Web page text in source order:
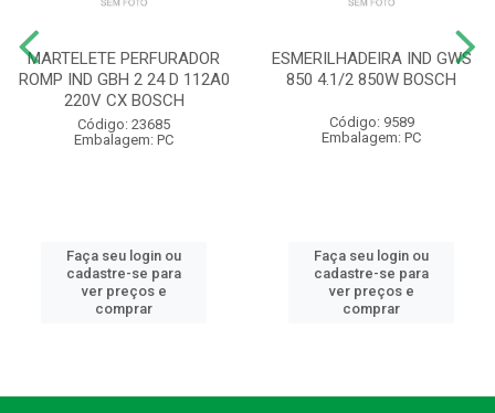
MARTELETE PERFURADOR
ROMP IND GBH 2 24 D 112A0
220V CX BOSCH
Código: 23685
Embalagem: PC
Faça seu login ou
cadastre-se para
ver preços e
comprar
ESMERILHADEIRA IND GWS
850 4.1/2 850W BOSCH
Código: 9589
Embalagem: PC
Faça seu login ou
cadastre-se para
ver preços e
comprar